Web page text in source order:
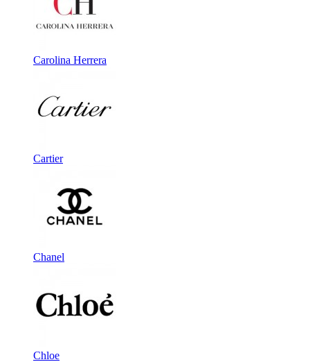
Carolina Herrera
Cartier
Chanel
Chloe